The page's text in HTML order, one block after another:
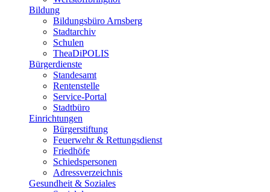
Bildung
Bildungsbüro Arnsberg
Stadtarchiv
Schulen
TheaDiPOLIS
Bürgerdienste
Standesamt
Rentenstelle
Service-Portal
Stadtbüro
Einrichtungen
Bürgerstiftung
Feuerwehr & Rettungsdienst
Friedhöfe
Schiedspersonen
Adressverzeichnis
Gesundheit & Soziales